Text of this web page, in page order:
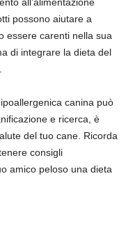
possono aiutare a
essere carenti nella sua
di integrare la dieta del
canina può
e ricerca, è
del tuo cane. Ricorda
consigli
amico peloso una dieta